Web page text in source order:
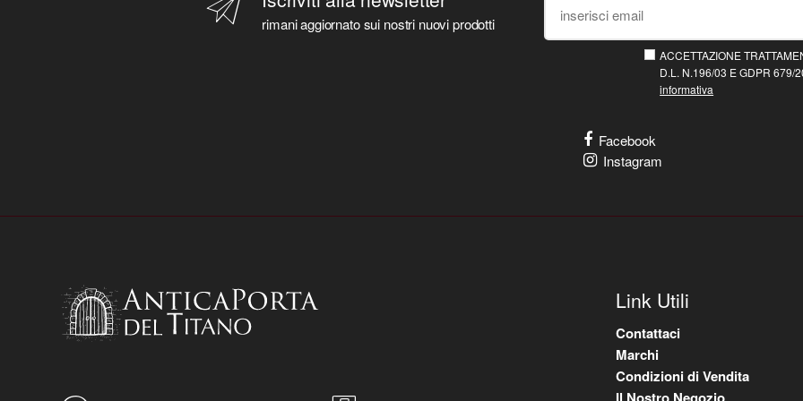
rimani aggiornato sui nostri nuovi prodotti
ACCETTAZIONE
D.L. N.196/03 E GDPR
informativa
Facebook
Instagram
Link Utili
Contattaci
Marchi
Condizioni di Vendita
Il Nostro Negozio